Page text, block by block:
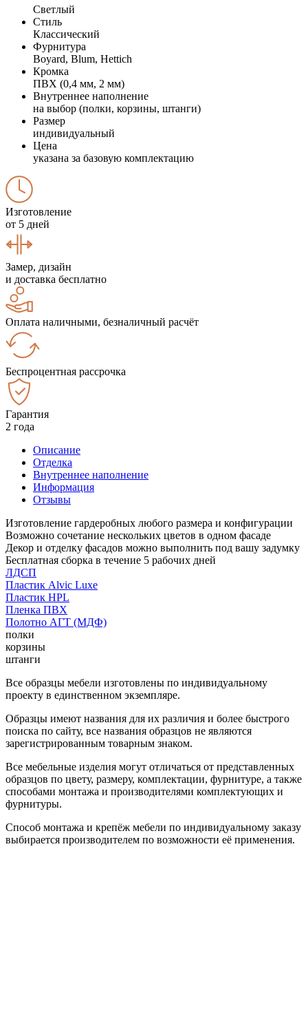
Светлый
Стиль
Классический
Фурнитура
Boyard, Blum, Hettich
Кромка
ПВХ (0,4 мм, 2 мм)
Внутреннее наполнение
на выбор (полки, корзины, штанги)
Размер
индивидуальный
Цена
указана за базовую комплектацию
Изготовление
от 5 дней
Замер, дизайн
и доставка бесплатно
Оплата наличными, безналичный расчёт
Беспроцентная рассрочка
Гарантия
2 года
Описание
Отделка
Внутреннее наполнение
Информация
Отзывы
Изготовление гардеробных любого размера и конфигурации
Возможно сочетание нескольких цветов в одном фасаде
Декор и отделку фасадов можно выполнить под вашу задумку
Бесплатная сборка в течение 5 рабочих дней
ЛДСП
Пластик Alvic Luxe
Пластик HPL
Пленка ПВХ
Полотно АГТ (МДФ)
полки
корзины
штанги
Все образцы мебели изготовлены по индивидуальному
проекту в единственном экземпляре.
Образцы имеют названия для их различия и более быстрого
поиска по сайту, все названия образцов не являются
зарегистрированным товарным знаком.
Все мебельные изделия могут отличаться от представленных
образцов по цвету, размеру, комплектации, фурнитуре, а также
способами монтажа и производителями комплектующих и
фурнитуры.
Способ монтажа и крепёж мебели по индивидуальному заказу
выбирается производителем по возможности её применения.